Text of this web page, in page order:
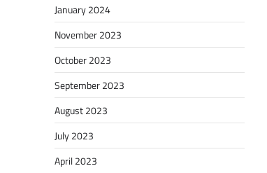
January 2024
November 2023
October 2023
September 2023
August 2023
July 2023
April 2023